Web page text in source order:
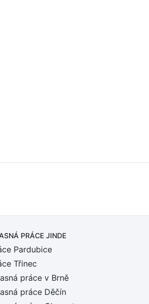
PRÁCE JINDE
Pardubice
Třinec
práce v Brně
práce Děčín